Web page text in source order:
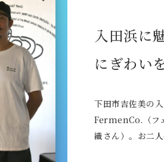
入田浜に
にぎわい
下田市吉佐美の
FermenCo.（フ
織さん）。お二